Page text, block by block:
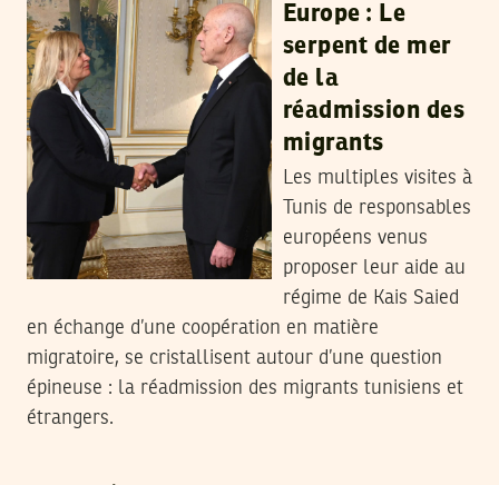
Europe : Le
serpent de mer
de la
réadmission des
migrants
Les multiples visites à
Tunis de responsables
européens venus
proposer leur aide au
régime de Kais Saied
en échange d’une coopération en matière
migratoire, se cristallisent autour d’une question
épineuse : la réadmission des migrants tunisiens et
étrangers.